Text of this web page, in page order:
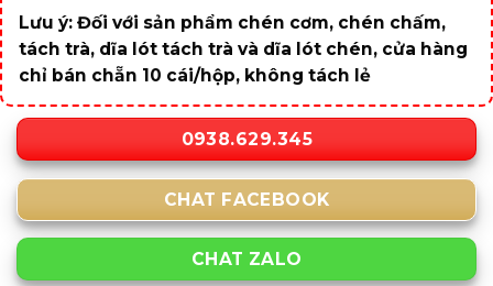
Lưu ý: Đối với sản phẩm chén cơm, chén chấm,
tách trà, dĩa lót tách trà và dĩa lót chén, cửa hàng
chỉ bán chẵn 10 cái/hộp, không tách lẻ
0938.629.345
CHAT FACEBOOK
CHAT ZALO